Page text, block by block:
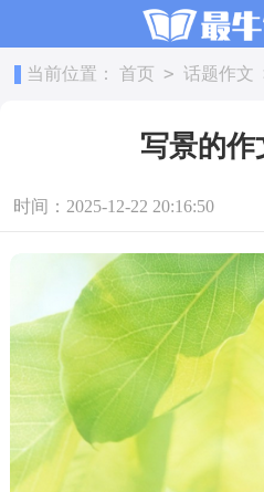
当前位置： 首页 > 话题作文
写景的作
时间：2025-12-22 20:16:50